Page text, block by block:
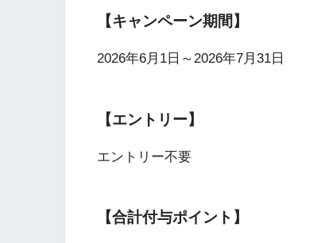
【キャンペーン期間】
2026年6月1日～2026年7月31日
【エントリー】
エントリー不要
【合計付与ポイント】